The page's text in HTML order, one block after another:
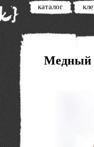
каталог
Медный